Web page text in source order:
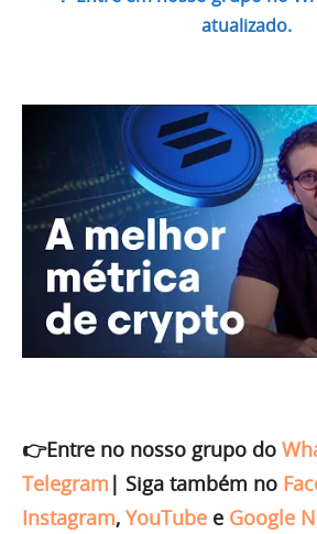
atualizado.
👉Entre no nosso grupo do
Telegram | Siga também no
Instagram, YouTube e Google